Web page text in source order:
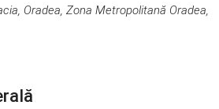
Oradea, Zona Metropolitană Oradea,